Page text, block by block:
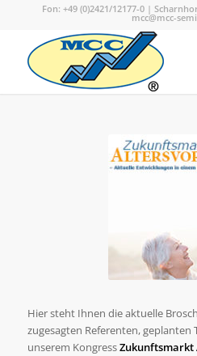
Fon: +49 (0)2421/12177-0 |
mcc@mcc-
Hier steht Ihnen die aktuelle
zugesagten Referenten, geplanten
unserem KongressZukunftsmarkt